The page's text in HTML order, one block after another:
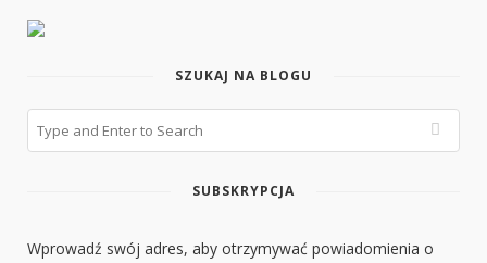
SZUKAJ NA BLOGU
SUBSKRYPCJA
Wprowadź swój adres, aby otrzymywać powiadomienia o